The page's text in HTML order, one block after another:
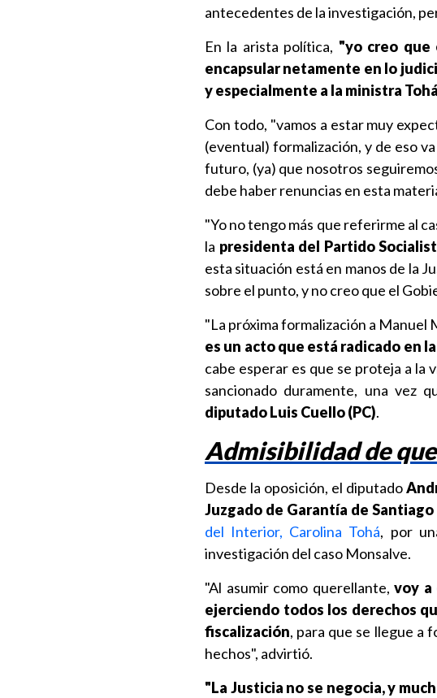
antecedentes de la investigación,
En la arista política, "yo creo que
encapsular netamente en lo
y especialmente a la ministra
Con todo, "vamos a estar muy
(eventual) formalización, y de eso
futuro, (ya) que nosotros
debe haber renuncias en esta
"Yo no tengo más que referirme al
la presidenta del Partido
esta situación está en manos de la
sobre el punto, y no creo que el
"La próxima formalización a Manuel
es un acto que está radicado en
cabe esperar es que se proteja a la
sancionado duramente, una vez
diputado Luis Cuello (PC).
Admisibilidad de
Desde la oposición, el diputado
Juzgado de Garantía de
del Interior, Carolina Tohá, por
investigación del caso Monsalve.
"Al asumir como querellante, voy a
ejerciendo todos los derechos
fiscalización, para que se llegue a
hechos", advirtió.
"La Justicia no se negocia, y